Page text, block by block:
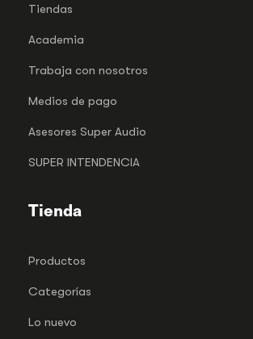
Tiendas
Academia
Trabaja con nosotros
Medios de pago
Asesores Super Audio
SUPER INTENDENCIA
Tienda
Productos
Categorías
Lo nuevo